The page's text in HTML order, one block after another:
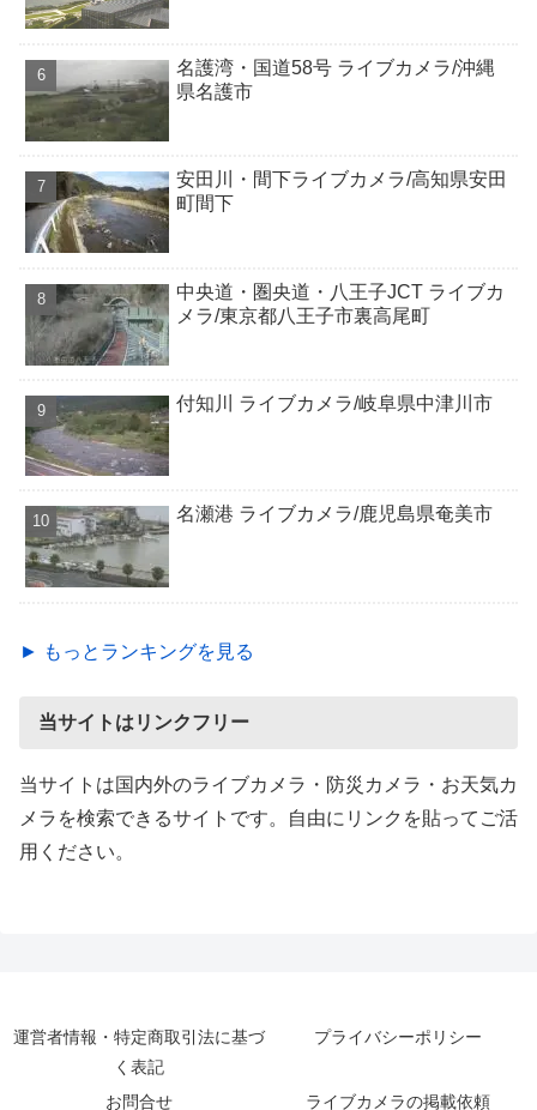
名護湾・国道58号 ライブカメラ/沖縄
県名護市
安田川・間下ライブカメラ/高知県安田
町間下
中央道・圏央道・八王子JCT ライブカ
メラ/東京都八王子市裏高尾町
付知川 ライブカメラ/岐阜県中津川市
名瀬港 ライブカメラ/鹿児島県奄美市
► もっとランキングを見る
当サイトはリンクフリー
当サイトは国内外のライブカメラ・防災カメラ・お天気カ
メラを検索できるサイトです。自由にリンクを貼ってご活
用ください。
運営者情報・特定商取引法に基づ
く表記
プライバシーポリシー
お問合せ ライブカメラの掲載依頼